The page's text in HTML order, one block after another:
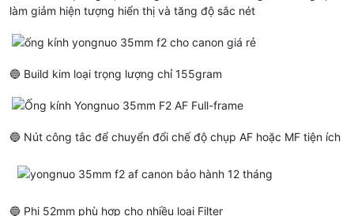
làm giảm hiện tượng hiển thị và tăng độ sắc nét
🔵 Build kim loại trọng lượng chỉ 155gram
🔵 Nút công tắc để chuyển đổi chế độ chụp AF hoặc MF tiện ích
🔵 Phi 52mm phù hợp cho nhiều loại Filter